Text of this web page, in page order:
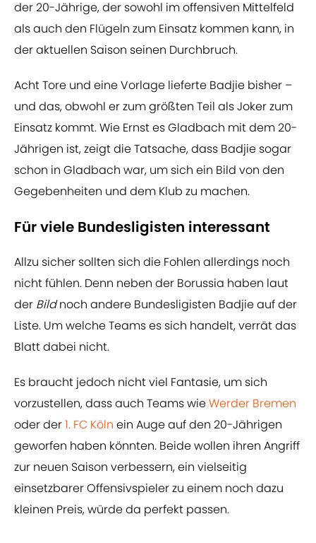
der 20-Jährige, der sowohl im offensiven Mittelfeld
als auch den Flügeln zum Einsatz kommen kann, in
der aktuellen Saison seinen Durchbruch.
Acht Tore und eine Vorlage lieferte Badjie bisher –
und das, obwohl er zum größten Teil als Joker zum
Einsatz kommt. Wie Ernst es Gladbach mit dem 20-
Jährigen ist, zeigt die Tatsache, dass Badjie sogar
schon in Gladbach war, um sich ein Bild von den
Gegebenheiten und dem Klub zu machen.
Für viele Bundesligisten interessant
Allzu sicher sollten sich die Fohlen allerdings noch
nicht fühlen. Denn neben der Borussia haben laut
der Bildnoch andere Bundesligisten Badjie auf der
Liste. Um welche Teams es sich handelt, verrät das
Blatt dabei nicht.
Es braucht jedoch nicht viel Fantasie, um sich
vorzustellen, dass auch Teams wieWerder Bremen
oder der1. FC Köln ein Auge auf den 20-Jährigen
geworfen haben könnten. Beide wollen ihren Angriff
zur neuen Saison verbessern, ein vielseitig
einsetzbarer Offensivspieler zu einem noch dazu
kleinen Preis, würde da perfekt passen.